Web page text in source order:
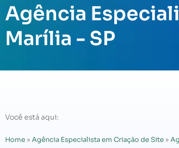
Agência
Marília - SP
Você está aqui:
Home » Agência Especialista em Criação de Site »